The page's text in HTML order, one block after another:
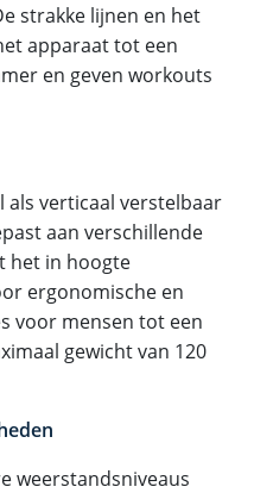
strakke lijnen en het
apparaat tot een
en geven workouts
als verticaal verstelbaar
aan verschillende
het in hoogte
ergonomische en
voor mensen tot een
gewicht van 120
weerstandsniveaus